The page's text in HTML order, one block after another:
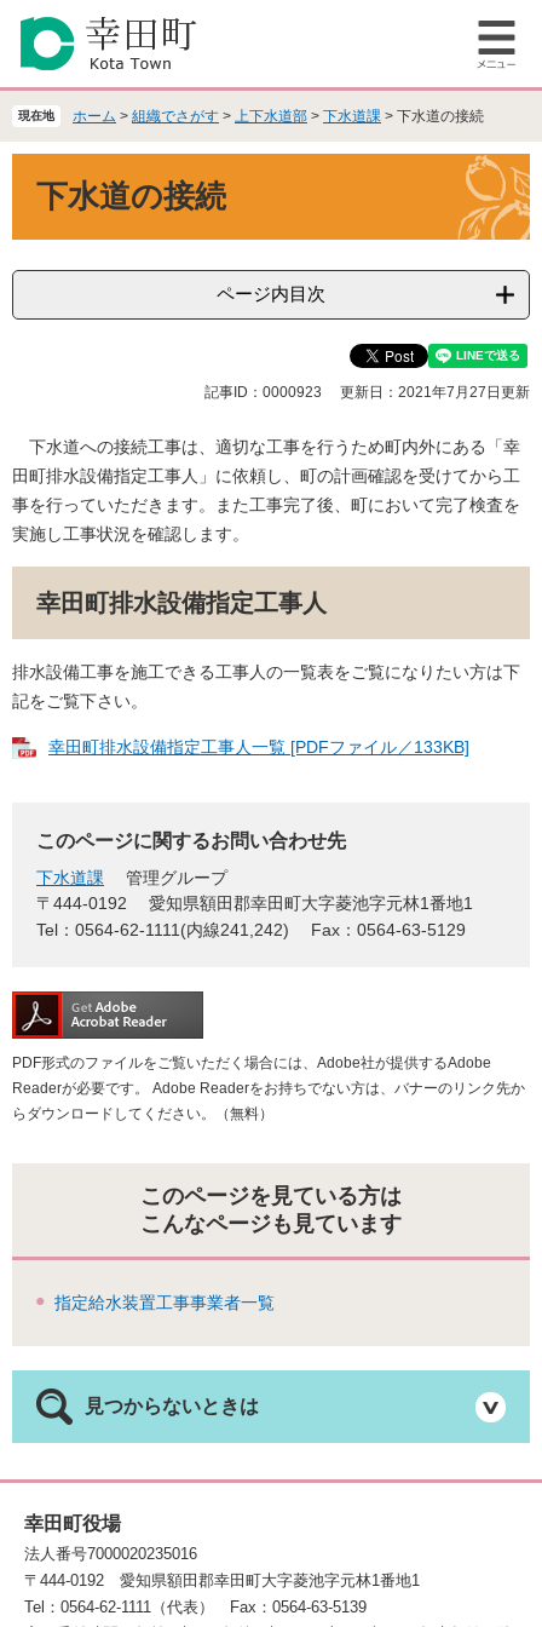
の
頭
ー
飛
本
文
メ
ー
現在地 ホーム > 組織でさがす > 上下水道部 > 下水道課 > 下水道の接続
下水道の接続
ページ内目次
記事ID：0000923 更新日：2021年7月27日更新
下水道への接続工事は、適切な工事を行うため町内外にある「幸
田町排水設備指定工事人」に依頼し、町の計画確認を受けてから工
事を行っていただきます。また工事完了後、町において完了検査を
実施し工事状況を確認します。
幸田町排水設備指定工事人
排水設備工事を施工できる工事人の一覧表をご覧になりたい方は下
記をご覧下さい。
幸田町排水設備指定工事人一覧 [PDFファイル／133KB]
このページに関するお問い合わせ先
下水道課
管理グループ
〒444-0192
愛知県額田郡幸田町大字菱池字元林1番地1
Tel：0564-62-1111(内線241,242)
Fax：0564-63-5129
PDF形式のファイルをご覧いただく場合には、Adobe社が提供するAdobe
Readerが必要です。
Adobe Readerをお持ちでない方は、バナーのリンク先か
らダウンロードしてください。（無料）
このページを見ている方は
こんなページも見ています
指定給水装置工事事業者一覧
見つからないときは
幸田町役場
法人番号7000020235016
〒444-0192
愛知県額田郡幸田町大字菱池字元林1番地1
Tel：0564-62-1111（代表）
Fax：0564-63-5139